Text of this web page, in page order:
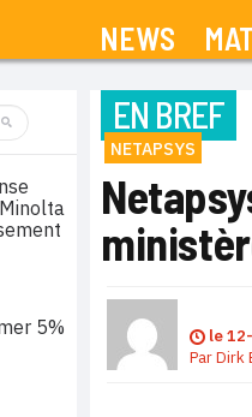
NEWS
EN BREF
NETAPSYS
le
ParDirk
5%